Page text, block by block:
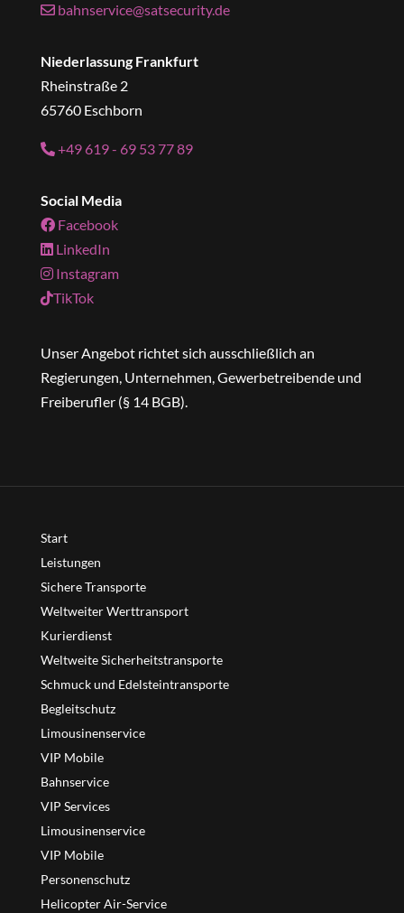
bahnservice@satsecurity.de
Niederlassung Frankfurt
Rheinstraße 2
65760 Eschborn
+49 619 - 69 53 77 89
Social Media
Facebook
LinkedIn
Instagram
TikTok
Unser Angebot richtet sich ausschließlich an
Regierungen, Unternehmen, Gewerbetreibende und
Freiberufler (§ 14 BGB).
Start
Leistungen
Sichere Transporte
Weltweiter Werttransport
Kurierdienst
Weltweite Sicherheitstransporte
Schmuck und Edelsteintransporte
Begleitschutz
Limousinenservice
VIP Mobile
Bahnservice
VIP Services
Limousinenservice
VIP Mobile
Personenschutz
Helicopter Air-Service